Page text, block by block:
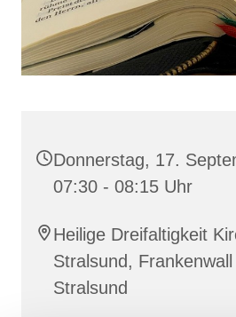
Donnerstag, 17.
07:30 - 08:15 Uhr
Heilige Dreifaltigkeit
Stralsund,
Stralsund